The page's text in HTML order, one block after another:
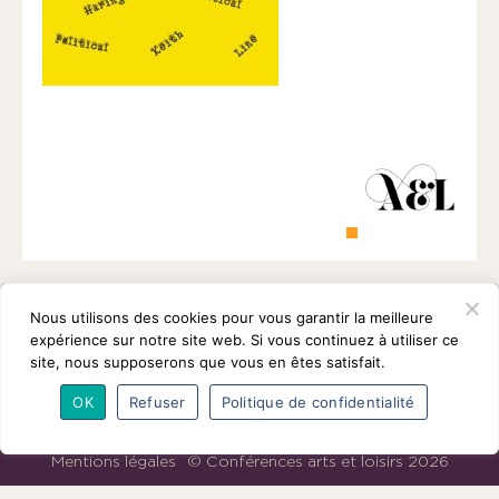
1901
ayant
une
vocation
L’association Programmes
Intervenants
Mentions légales
© Conférences arts et loisirs 2026
Nous
Nous utilisons des cookies pour vous garantir la meilleure
expérience sur notre site web. Si vous continuez à utiliser ce
site, nous supposerons que vous en êtes satisfait.
OK Refuser Politique de confidentialité